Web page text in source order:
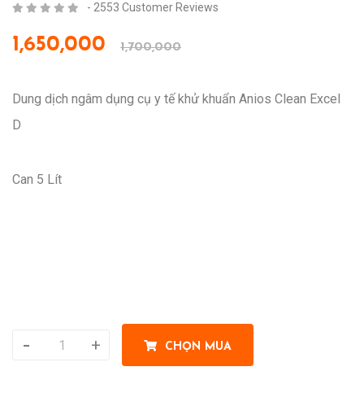
- 2553 Customer Reviews
1,650,000 1,700,000
Dung dịch ngâm dụng cụ y tế khử khuẩn Anios Clean Excel
D
Can 5 Lít
- + CHỌN MUA